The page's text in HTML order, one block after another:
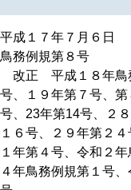
平成１７年７月６日
鳥務例規第８号
改正 平成１８年鳥
号、１９年第７号、第
号、23年第14号、２
１６号、２９年第２
１年第４号、令和２
４年鳥務例規第１号